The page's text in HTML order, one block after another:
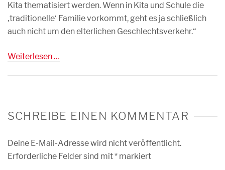
Kita thematisiert werden. Wenn in Kita und Schule die
‚traditionelle‘ Familie vorkommt, geht es ja schließlich
auch nicht um den elterlichen Geschlechtsverkehr.“
Weiterlesen …
SCHREIBE EINEN KOMMENTAR
Deine E-Mail-Adresse wird nicht veröffentlicht.
Erforderliche Felder sind mit* markiert